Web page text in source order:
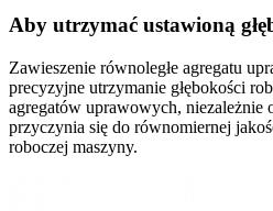
Aby utrzymać ustawioną
Zawieszenie równoległe agregatu
precyzyjne utrzymanie głębokości
agregatów uprawowych, niezależnie
przyczynia się do równomiernej
roboczej maszyny.